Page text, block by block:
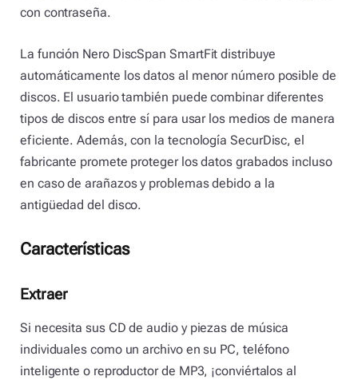
con contraseña.
La función Nero DiscSpan SmartFit distribuye
automáticamente los datos al menor número posible de
discos. El usuario también puede combinar diferentes
tipos de discos entre sí para usar los medios de manera
eficiente. Además, con la tecnología SecurDisc, el
fabricante promete proteger los datos grabados incluso
en caso de arañazos y problemas debido a la
antigüedad del disco.
Características
Extraer
Si necesita sus CD de audio y piezas de música
individuales como un archivo en su PC, teléfono
inteligente o reproductor de MP3, ¡conviértalos al